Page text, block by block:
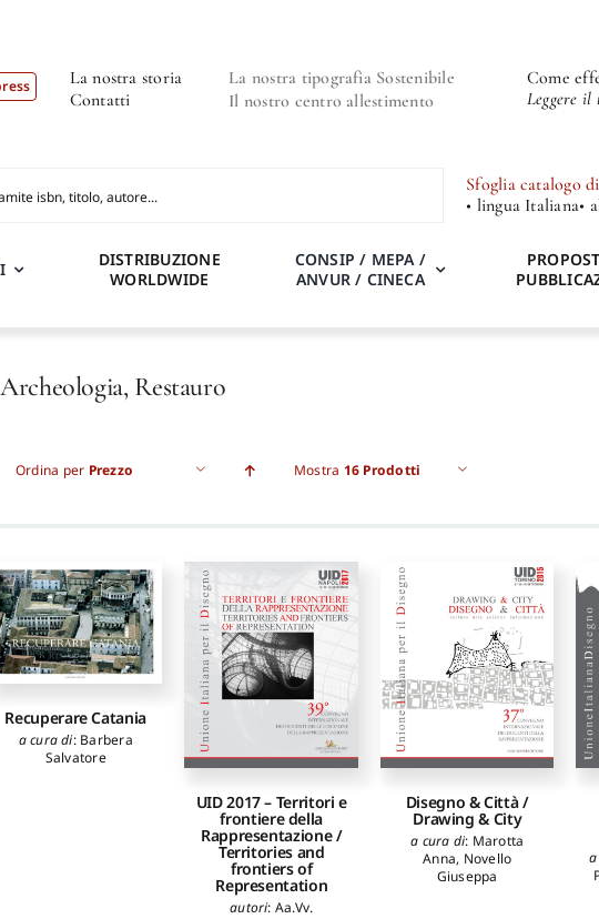
La nostra storia
Contatti
La nostra tipografia Sostenibile
Il nostro centro allestimento
Come
Leggere il
Sfoglia catalogo
• lingua Italiana•
DISTRIBUZIONE
WORLDWIDE
CONSIP / MEPA /
ANVUR / CINECA
Archeologia, Restauro
Ordina per Prezzo Mostra 16 Prodotti
Recuperare Catania
a cura di: Barbera
Salvatore
UID 2017 – Territori e
frontiere della
Rappresentazione /
Territories and
frontiers of
Representation
autori: Aa.Vv.
Disegno & Città /
Drawing & City
a cura di: Marotta
Anna, Novello
Giuseppa